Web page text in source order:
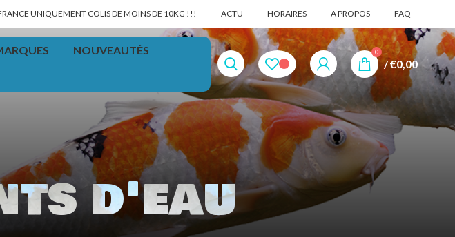
UNIQUEMENT COLIS DE MOINS DE 10KG !!! ACTU HORAIRES A PROPOS FAQ
NOUVEAUTÉS 0
/€0,00
d'eau